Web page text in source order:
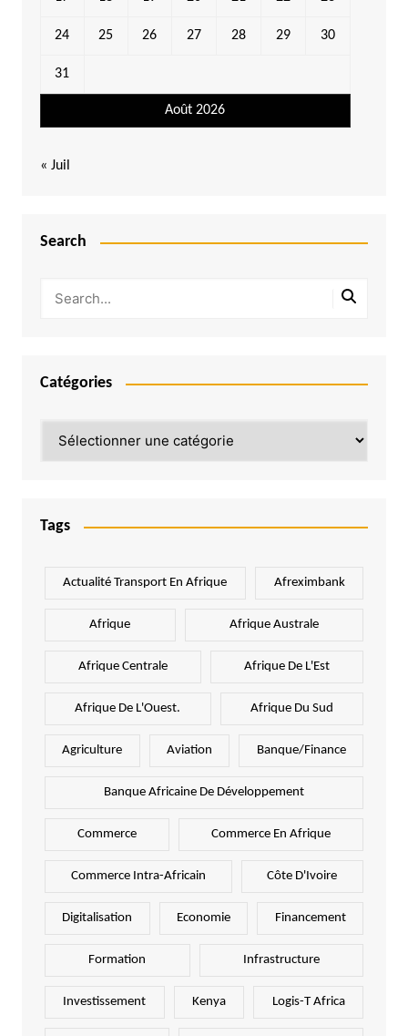
Août 2026
24 25 26 27 28 29 30
31
« Juil
Search
Catégories
Tags
Actualité Transport En Afrique Afreximbank
Afrique Afrique Australe
Afrique Centrale Afrique De L'Est
Afrique De L'Ouest. Afrique Du Sud
Agriculture Aviation Banque/Finance
Banque Africaine De Développement
Commerce Commerce En Afrique
Commerce Intra-Africain Côte D'Ivoire
Digitalisation Economie Financement
Formation Infrastructure
Investissement Kenya Logis-T Africa